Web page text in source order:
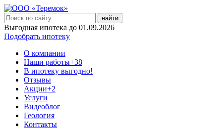
найти
Выгодная ипотека до 01.09.2026
Подобрать ипотеку
О компании
Наши работы+38
В ипотеку выгодно!
Отзывы
Акции+2
Услуги
Видеоблог
Геология
Контакты